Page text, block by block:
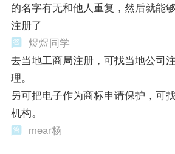
的名字有无和他人重复，然后就能
注册了
煜煜同学
去当地工商局注册，可找当地公司
理。
另可把电子作为商标申请保护，可
机构。
mear杨